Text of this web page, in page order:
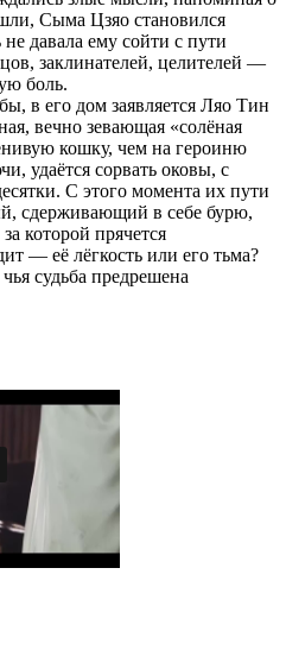
Сыма Цзяо становился
давала ему сойти с пути
заклинателей, целителей —
боль.
в его дом заявляется Ляо Тин
вечно зевающая «солёная
кошку, чем на героиню
удаётся сорвать оковы, с
С этого момента их пути
сдерживающий в себе бурю,
которой прячется
— её лёгкость или его тьма?
судьба предрешена